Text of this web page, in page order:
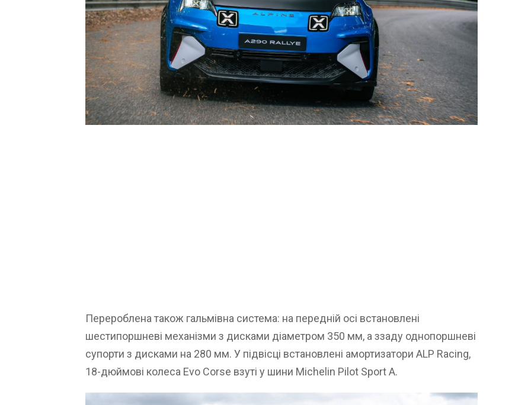
Перероблена також гальмівна система: на передній осі встановлені
шестипоршневі механізми з дисками діаметром 350 мм, а ззаду однопоршневі
супорти з дисками на 280 мм. У підвісці встановлені амортизатори ALP Racing,
18-дюймові колеса Evo Corse взуті у шини Michelin Pilot Sport A.